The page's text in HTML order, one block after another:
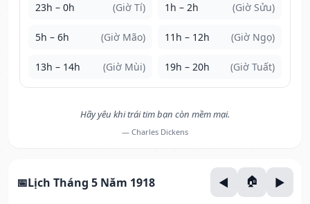
23h – 0h (Giờ Tí) 1h – 2h (Giờ Sửu)
5h – 6h (Giờ Mão) 11h – 12h (Giờ Ngọ)
13h – 14h (Giờ Mùi) 19h – 20h (Giờ Tuất)
Hãy yêu khi trái tim bạn còn mềm mại.
— Charles Dickens
Lịch Tháng 5 Năm 1918